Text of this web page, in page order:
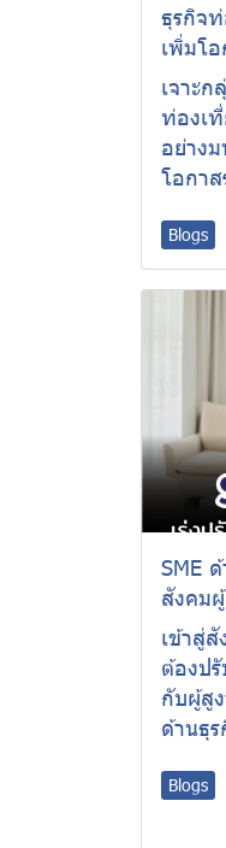
ธุรกิจ
เพิ่มโอ
เจาะ
ท่องเ
อย่าง
โอกา
Blogs
SME
สังคม
เข้าสู่
ต้องป
กับผู้สู
ด้านธุร
Blogs